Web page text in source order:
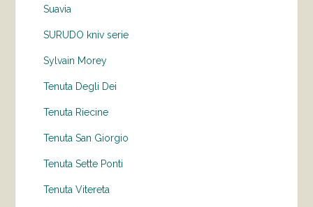
Suavia
SURUDO kniv serie
Sylvain Morey
Tenuta Degli Dei
Tenuta Riecine
Tenuta San Giorgio
Tenuta Sette Ponti
Tenuta Vitereta